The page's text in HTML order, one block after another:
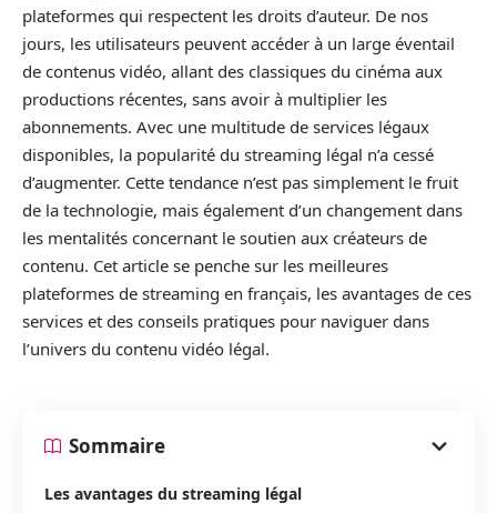
plateformes qui respectent les droits d’auteur. De nos
jours, les utilisateurs peuvent accéder à un large éventail
de contenus vidéo, allant des classiques du cinéma aux
productions récentes, sans avoir à multiplier les
abonnements. Avec une multitude de services légaux
disponibles, la popularité du streaming légal n’a cessé
d’augmenter. Cette tendance n’est pas simplement le fruit
de la technologie, mais également d’un changement dans
les mentalités concernant le soutien aux créateurs de
contenu. Cet article se penche sur les meilleures
plateformes de streaming en français, les avantages de ces
services et des conseils pratiques pour naviguer dans
l’univers du contenu vidéo légal.
Sommaire
Les avantages du streaming légal